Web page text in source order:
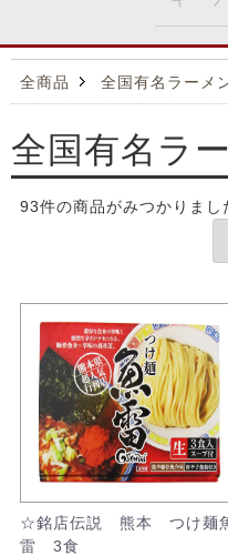
全商品 全国有名ラーメ
全国有名ラ
93件の商品がみつかりまし
☆銘店伝説 熊本 つけ麺
雷 3食